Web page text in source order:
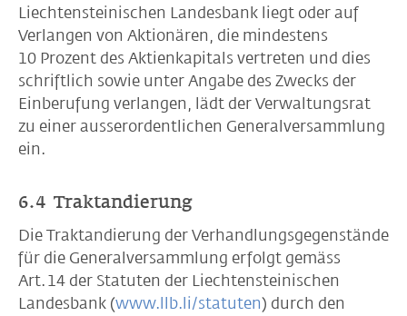
Liechtensteinischen Landesbank liegt oder auf
Verlangen von Aktionären, die mindestens
10 Prozent des Aktienkapitals vertreten und dies
schriftlich sowie unter Angabe des Zwecks der
Einberufung verlangen, lädt der Verwaltungsrat
zu einer ausserordentlichen Generalversammlung
ein.
6.4 Traktandierung
Die Traktandierung der Verhandlungsgegenstände
für die Generalversammlung erfolgt gemäss
Art. 14 der Statuten der Liechtensteinischen
Landesbank (www.llb.li/statuten) durch den